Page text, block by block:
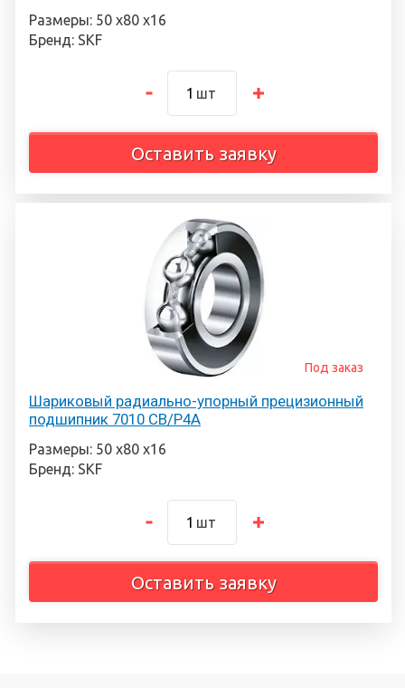
Размеры: 50 х80 х16
Бренд: SKF
шт
Оставить заявку
Шариковый радиально-упорный прецизионный
подшипник 7010 CB/P4A
Под заказ
Размеры: 50 х80 х16
Бренд: SKF
шт
Оставить заявку